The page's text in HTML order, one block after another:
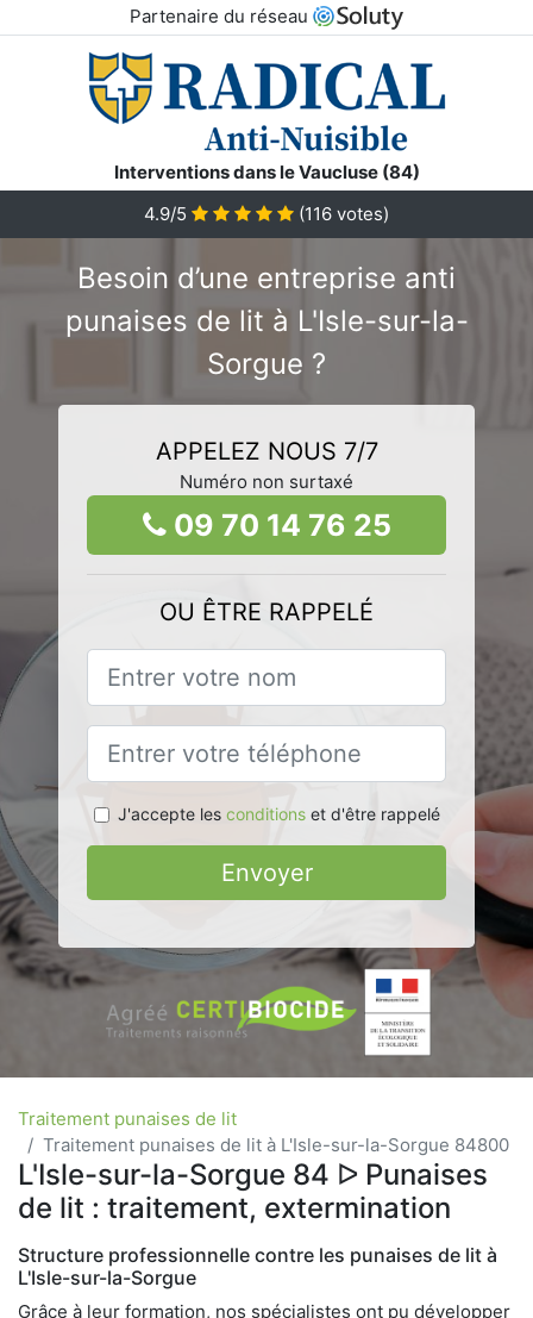
Partenaire du réseau
Interventions dans le Vaucluse (84)
4.9/5
(116 votes)
Besoin d’une entreprise anti
punaises de lit à L'Isle-sur-la-
Sorgue ?
APPELEZ NOUS 7/7
Numéro non surtaxé
09 70 14 76 25
OU ÊTRE RAPPELÉ
J'accepte les conditionset d'être rappelé
Envoyer
Traitement punaises de lit
Traitement punaises de lit à L'Isle-sur-la-Sorgue 84800
L'Isle-sur-la-Sorgue 84 ᐅ Punaises
de lit : traitement, extermination
Structure professionnelle contre les punaises de lit à
L'Isle-sur-la-Sorgue
Grâce à leur formation, nos spécialistes ont pu développer